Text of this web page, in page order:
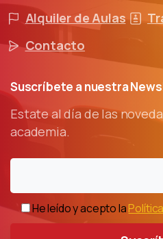
Alquiler de Aulas
Contacto
Suscríbete anuestra
Estate al día de las
academia.
He leído y acepto la